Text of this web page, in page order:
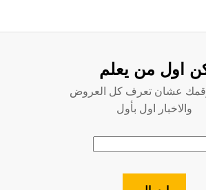
اول من يعلم
رقمك عشان تعرف كل العروض
والاخبار اول بأول